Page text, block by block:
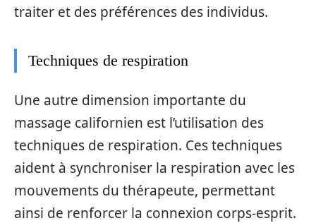
traiter et des préférences des individus.
Techniques de respiration
Une autre dimension importante du
massage californien est l’utilisation des
techniques de respiration. Ces techniques
aident à synchroniser la respiration avec les
mouvements du thérapeute, permettant
ainsi de renforcer la connexion corps-esprit.